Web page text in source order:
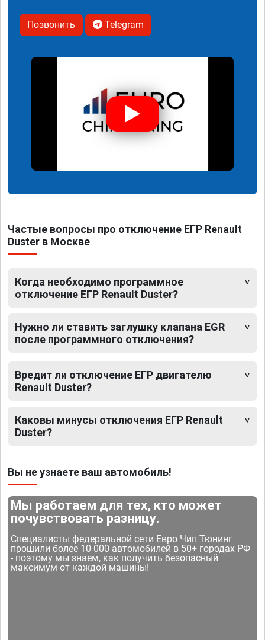
Позвонить Telegram
Частые вопросы про отключение ЕГР Renault
Duster в Москве
Когда необходимо программное
отключение ЕГР Renault Duster?
Нужно ли ставить заглушку клапана EGR
после программного отключения?
Вредит ли отключение ЕГР двигателю
Renault Duster?
Каковы минусы отключения ЕГР Renault
Duster?
Вы не узнаете ваш автомобиль!
Мы работаем для тех, кто может
почувствовать разницу.
Специалисты федеральной сети Евро Чип Тюнинг
прошили более 10 000 автомобилей в 50+ городах РФ
- поэтому мы знаем, как получить безопасный
максимум от каждой машины!